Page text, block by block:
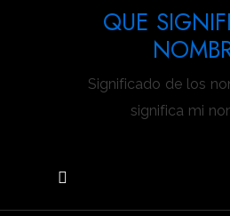
QUE
Significado de los
significa mi